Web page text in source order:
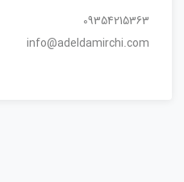
09354215363
info@adeldamirchi.com